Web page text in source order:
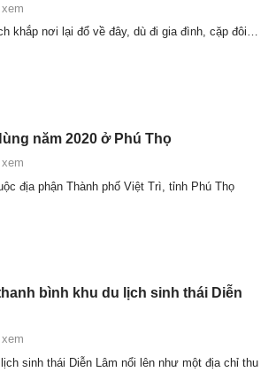
khắp nơi lại đổ về đây, dù đi gia đình, cặp đôi…
năm 2020 ở Phú Thọ
địa phận Thành phố Việt Trì, tỉnh Phú Thọ
bình khu du lịch sinh thái Diễn
sinh thái Diễn Lâm nổi lên như một địa chỉ thu